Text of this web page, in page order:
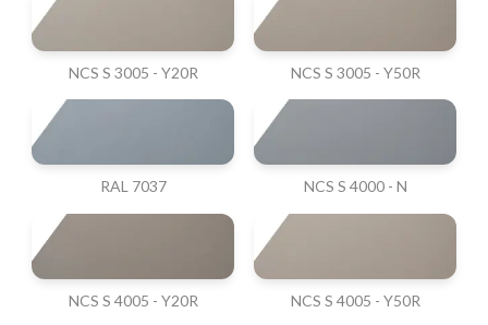
NCS S 3005 - Y20R NCS S 3005 - Y50R
RAL 7037 NCS S 4000 - N
NCS S 4005 - Y20R NCS S 4005 - Y50R